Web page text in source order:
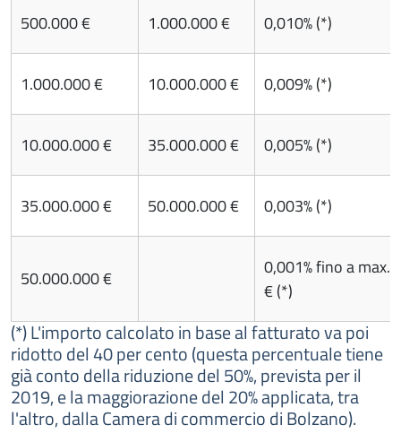
500.000 € 1.000.000 € 0,010% (*)
1.000.000 € 10.000.000 € 0,009% (*)
10.000.000 € 35.000.000 € 0,005% (*)
35.000.000 € 50.000.000 € 0,003% (*)
50.000.000 €
0,001% fino a max.
€ (*)
(*) L'importo calcolato in base al fatturato va poi
ridotto del 40 per cento (questa percentuale tiene
già conto della riduzione del 50%, prevista per il
2019, e la maggiorazione del 20% applicata, tra
l'altro, dalla Camera di commercio di Bolzano).